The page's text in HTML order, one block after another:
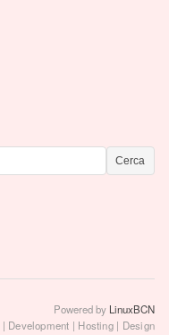
Cerca
Powered by LinuxBCN
Development | Hosting | Design